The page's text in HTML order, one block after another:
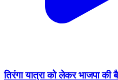
तिरंगा यात्रा को लेकर भाजपा